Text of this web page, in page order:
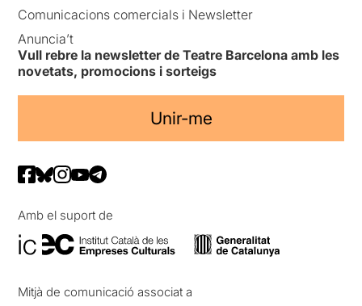
Comunicacions comercials i Newsletter
Anuncia’t
Vull rebre la newsletter de Teatre Barcelona amb les
novetats, promocions i sorteigs
Unir-me
Amb el suport de
Mitjà de comunicació associat a